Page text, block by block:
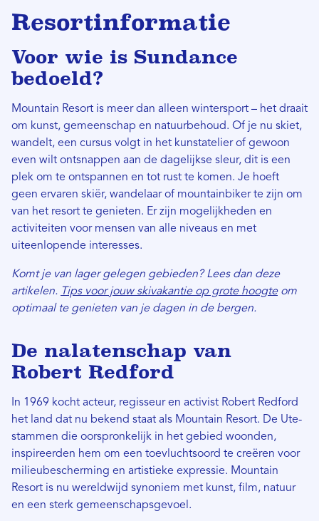
Resortinformatie
Voor wie is Sundance
bedoeld?
Mountain Resort is meer dan alleen wintersport – het draait
om kunst, gemeenschap en natuurbehoud. Of je nu skiet,
wandelt, een cursus volgt in het kunstatelier of gewoon
even wilt ontsnappen aan de dagelijkse sleur, dit is een
plek om te ontspannen en tot rust te komen. Je hoeft
geen ervaren skiër, wandelaar of mountainbiker te zijn om
van het resort te genieten. Er zijn mogelijkheden en
activiteiten voor mensen van alle niveaus en met
uiteenlopende interesses.
Komt je van lager gelegen gebieden? Lees dan deze
artikelen. Tips voor jouw skivakantie op grote hoogteom
optimaal te genieten van je dagen in de bergen.
De nalatenschap van
Robert Redford
In 1969 kocht acteur, regisseur en activist Robert Redford
het land dat nu bekend staat als Mountain Resort. De Ute-
stammen die oorspronkelijk in het gebied woonden,
inspireerden hem om een ​​toevluchtsoord te creëren voor
milieubescherming en artistieke expressie. Mountain
Resort is nu wereldwijd synoniem met kunst, film, natuur
en een sterk gemeenschapsgevoel.